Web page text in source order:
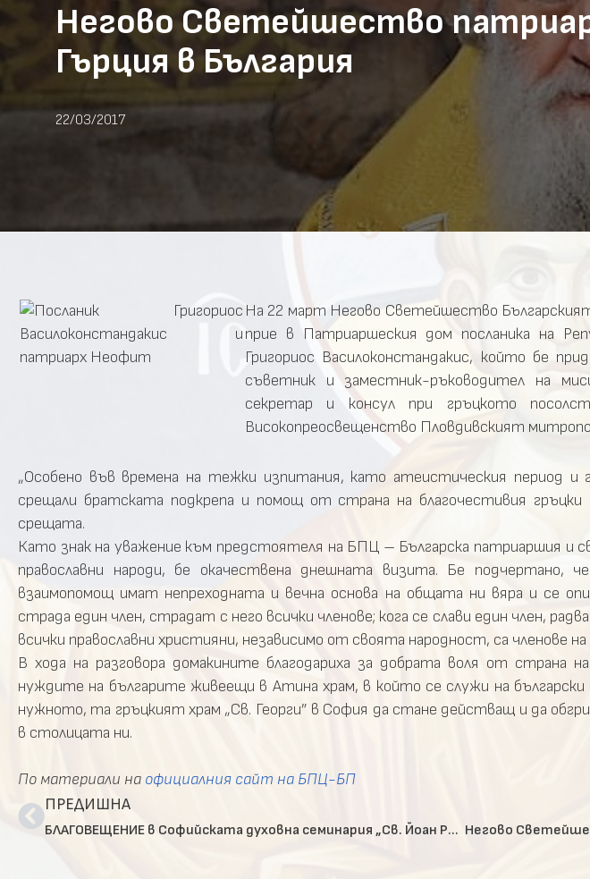
Негово Светейшество
Гърция в България
22/03/2017
На 22 март Негово Светейшество
прие в Патриаршеския дом посланика на
Григориос Василоконстандакис, който бе
съветник и заместник-ръководител на
секретар и консул при гръцкото
Високопреосвещенство Пловдивският
„Особено във времена на тежки изпитания, като атеистическия период и
срещали братската подкрепа и помощ от страна на благочестивия
срещата.
Като знак на уважение към предстоятеля на БПЦ – Българска патриаршия
православни народи, бе окачествена днешната визита. Бе подчертано,
взаимопомощ имат непреходната и вечна основа на общата ни вяра и се
страда един член, страдат с него всички членове; кога се слави един член,
всички православни християни, независимо от своята народност, са членове
В хода на разговора домакините благодариха за добрата воля от страна
нуждите на българите живеещи в Атина храм, в който се служи на български
нужното, та гръцкият храм „Св. Георги” в София да стане действащ и да
в столицата ни.
По материали на официалния сайт на БПЦ-БП
ПРЕДИШНА
БЛАГОВЕЩЕНИЕ в Софийската духовна семинария „Св. Йоан Рилски“